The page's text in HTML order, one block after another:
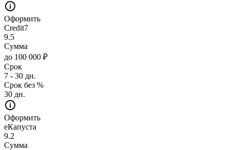
Оформить
Credit7
9.5
Сумма
до 100 000 ₽
Срок
7 - 30 дн.
Срок без %
30 дн.
Оформить
еКапуста
9.2
Сумма